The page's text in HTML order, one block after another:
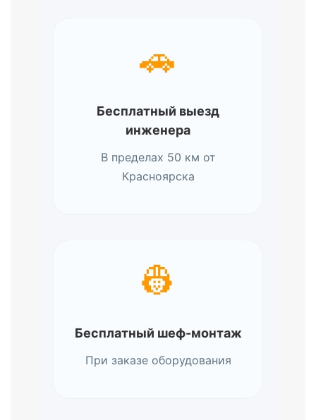
🚗
Бесплатный выезд
инженера
В пределах 50 км от
Красноярска
👷
Бесплатный шеф-монтаж
При заказе оборудования